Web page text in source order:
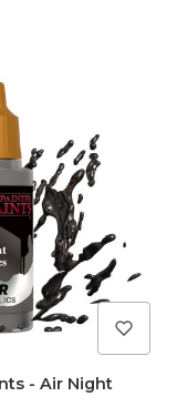
- Air Night